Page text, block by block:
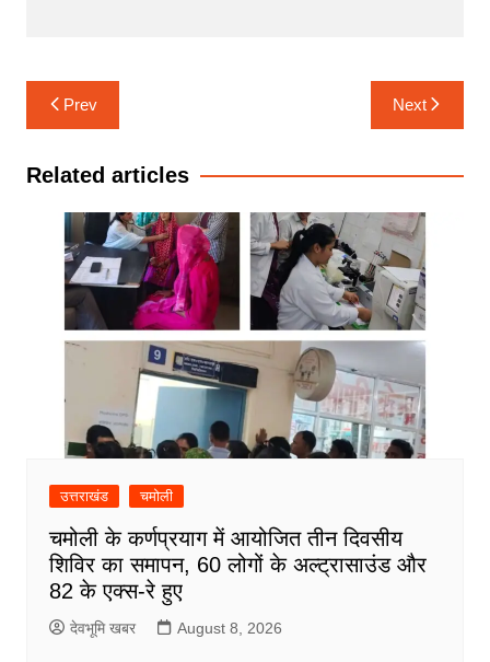
Post
navigation
Prev Next
Related articles
उत्तराखंड चमोली
चमोली के कर्णप्रयाग में आयोजित तीन दिवसीय
शिविर का समापन, 60 लोगों के अल्ट्रासाउंड और
82 के एक्स-रे हुए
देवभूमि खबर August 8, 2026